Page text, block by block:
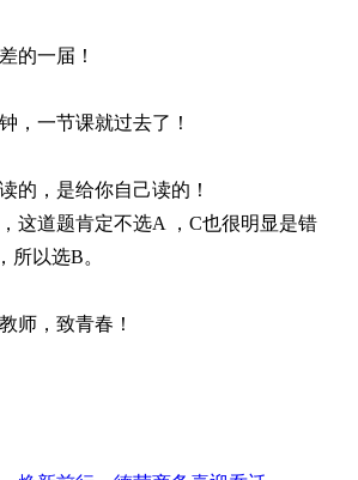
的一届！
，一节课就过去了！
的，是给你自己读的！
这道题肯定不选A ，C也很明显是错
所以选B。
师，致青春！